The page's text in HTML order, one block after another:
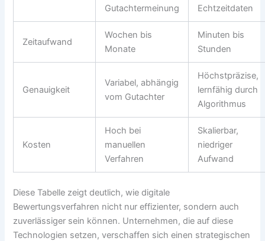
Gutachtermeinung
Echtzeitdaten
Zeitaufwand
Wochen bis
Monate
Minuten bis
Stunden
Genauigkeit
Variabel, abhängig
vom Gutachter
Höchstpräzise,
lernfähig durch
Algorithmus
Kosten
Hoch bei
manuellen
Verfahren
Skalierbar,
niedriger
Aufwand
Diese Tabelle zeigt deutlich, wie digitale
Bewertungsverfahren nicht nur effizienter, sondern auch
zuverlässiger sein können. Unternehmen, die auf diese
Technologien setzen, verschaffen sich einen strategischen